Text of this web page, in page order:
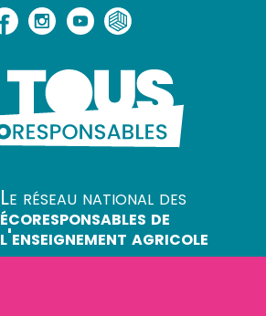
Le réseau national des
écoresponsables de
l'enseignement agricole